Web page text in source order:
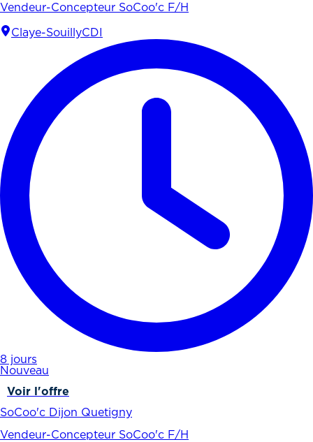
Vendeur-Concepteur SoCoo'c F/H
Claye-SouillyCDI
8 jours
Nouveau
Voir l'offre
SoCoo'c Dijon Quetigny
Vendeur-Concepteur SoCoo'c F/H